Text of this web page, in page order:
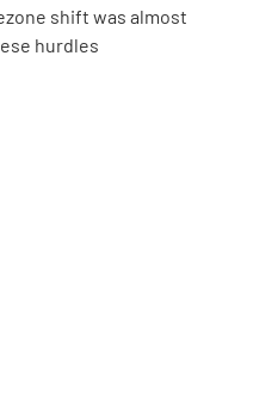
shift was almost
hurdles